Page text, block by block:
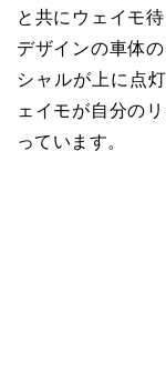
と共にウェイモ
デザインの車体
シャルが上に点
ェイモが自分の
っています。